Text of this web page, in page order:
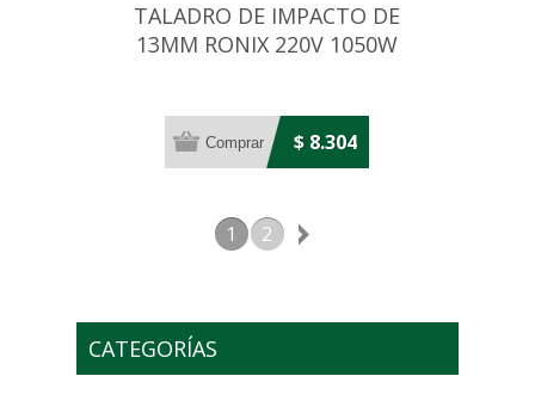
TALADRO DE IMPACTO DE
13MM RONIX 220V 1050W
$ 8.304
1 2
CATEGORÍAS